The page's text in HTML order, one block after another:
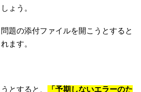
ょう。
題の添付ファイルを開こうとすると
ます。
とすると、 「予期しないエラーのた